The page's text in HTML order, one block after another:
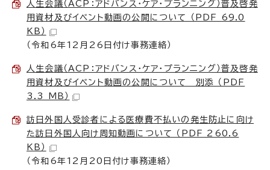
人生会議（ACP：アドバンス・ケア・プランニング）普及啓発
用資材及びイベント動画の公開について （PDF 69.0
KB）
（令和6年12月26日付け事務連絡）
人生会議（ACP：アドバンス・ケア・プランニング）普及啓発
用資材及びイベント動画の公開について 別添 （PDF
3.3 MB）
訪日外国人受診者による医療費不払いの発生防止に向け
た訪日外国人向け周知動画について （PDF 260.6
KB）
（令和6年12月20日付け事務連絡）